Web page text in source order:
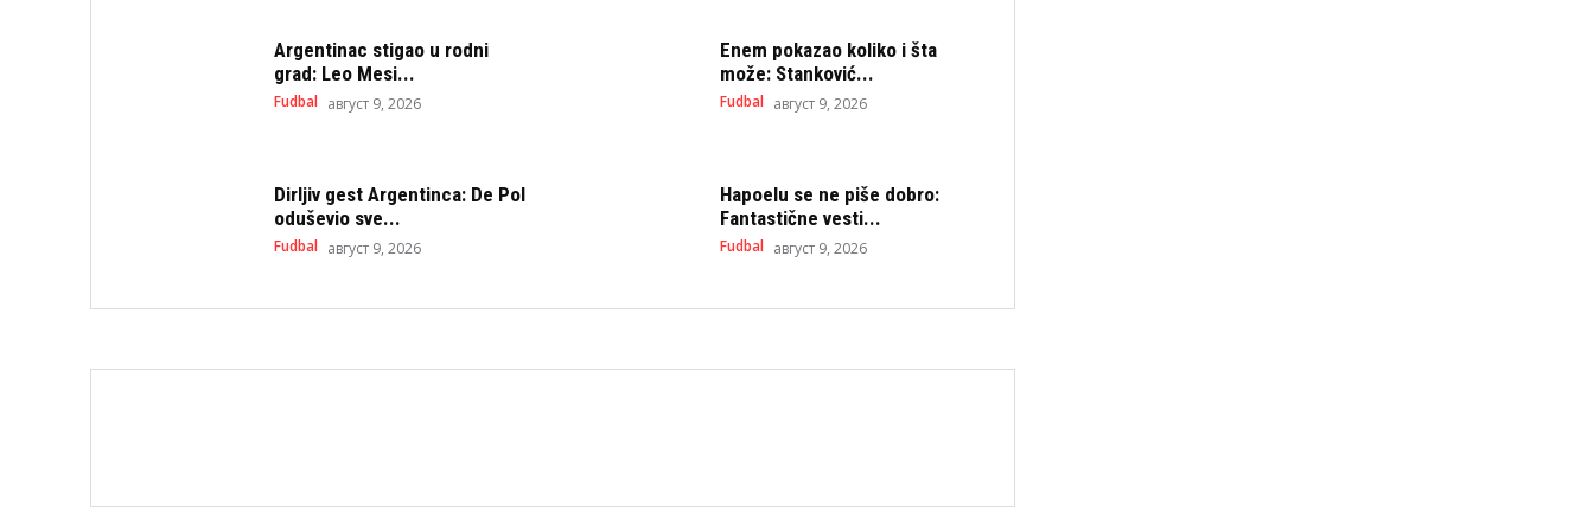
Argentinac stigao u rodni
grad: Leo Mesi...
Fudbal август 9, 2026
Enem pokazao koliko i šta
može: Stanković...
Fudbal август 9, 2026
Dirljiv gest Argentinca: De Pol
oduševio sve...
Fudbal август 9, 2026
Hapoelu se ne piše dobro:
Fantastične vesti...
Fudbal август 9, 2026